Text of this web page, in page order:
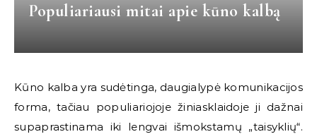
Populiariausi mitai apie kūno kalbą
Kūno kalba yra sudėtinga, daugialypė komunikacijos
forma, tačiau populiariojoje žiniasklaidoje ji dažnai
supaprastinama iki lengvai išmokstamų „taisyklių“.